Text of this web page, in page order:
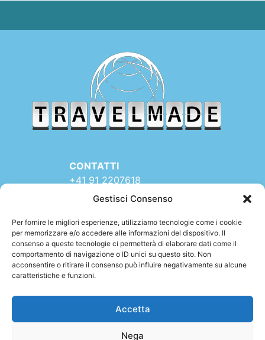
Gestisci Consenso
Per fornire le migliori esperienze, utilizziamo tecnologie come i cookie
per memorizzare e/o accedere alle informazioni del dispositivo. Il
consenso a queste tecnologie ci permetterà di elaborare dati come il
comportamento di navigazione o ID unici su questo sito. Non
acconsentire o ritirare il consenso può influire negativamente su alcune
caratteristiche e funzioni.
Accetta
Nega
TRAVELMADE – SEDE:
Via Rinaldo Simen 16
6900 LUGANO (TI)
SWITZERLAND
CONTATTI
+41 91 2207618
+41 77 9662971